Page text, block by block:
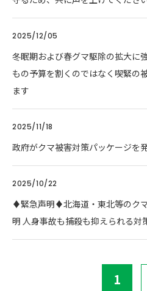
2025/12/05
冬眠期および春グマ駆除の拡大に
もの予算を割くのではなく喫緊の
ます
2025/11/18
政府がクマ被害対策パッケージを
2025/10/22
♦️緊急声明♦️北海道・東北等のク
明 人身事故も捕殺も抑えられる対
1